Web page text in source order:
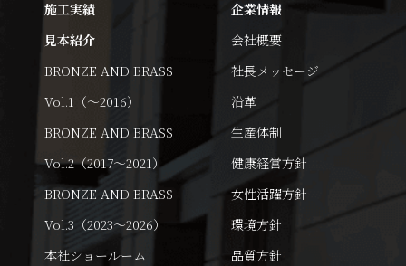
施工実績
見本紹介
BRONZE AND BRASS
Vol.1（～2016）
BRONZE AND BRASS
Vol.2（2017～2021）
BRONZE AND BRASS
Vol.3（2023～2026）
本社ショールーム
企業情報
会社概要
社長メッセージ
沿革
生産体制
健康経営方針
女性活躍方針
環境方針
品質方針